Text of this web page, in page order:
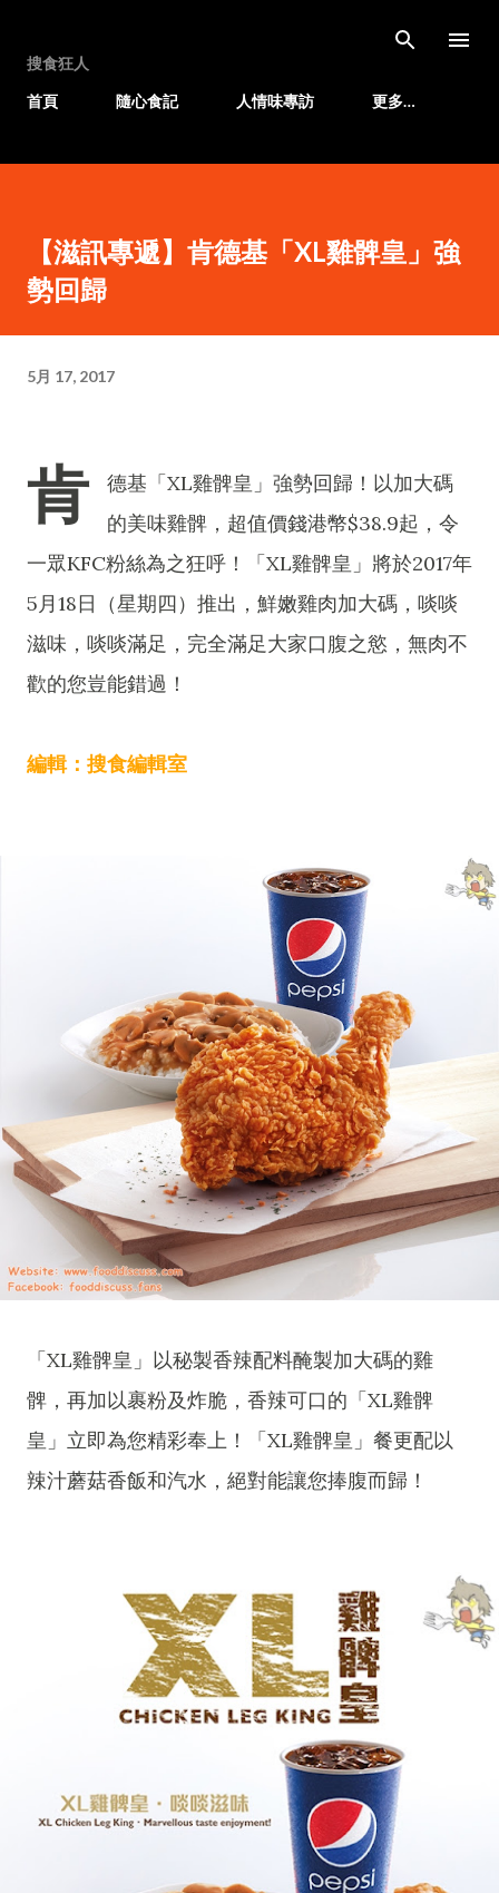
搜食狂人
首頁
隨心食記 人情味專訪 更多…
【滋訊專遞】肯德基「XL雞髀皇」強
勢回歸
5月 17, 2017
肯
德基「XL雞髀皇」強勢回歸！以加大碼
的美味雞髀，超值價錢港幣$38.9起，令
一眾KFC粉絲為之狂呼！「XL雞髀皇」將於2017年
5月18日（星期四）推出，鮮嫩雞肉加大碼，啖啖
滋味，啖啖滿足，完全滿足大家口腹之慾，無肉不
歡的您豈能錯過！
編輯：搜食編輯室
「XL雞髀皇」以秘製香辣配料醃製加大碼的雞
髀，再加以裹粉及炸脆，香辣可口的「XL雞髀
皇」立即為您精彩奉上！「XL雞髀皇」餐更配以
辣汁蘑菇香飯和汽水，絕對能讓您捧腹而歸！